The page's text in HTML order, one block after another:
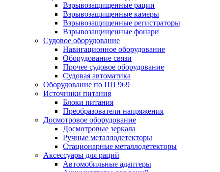
Взрывозащищенные рации
Взрывозащищенные камеры
Взрывозащищенные регистраторы
Взрывозащищенные фонари
Судовое оборудование
Навигационное оборудование
Оборудование связи
Прочее судовое оборудование
Судовая автоматика
Оборудование по ПП 969
Источники питания
Блоки питания
Преобразователи напряжения
Досмотровое оборудование
Досмотровые зеркала
Ручные металлодетекторы
Стационарные металлодетекторы
Аксессуары для раций
Автомобильные адаптеры